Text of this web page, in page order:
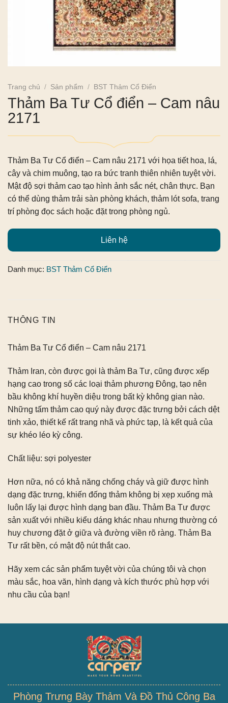
Trang chủ / Sản phẩm / BST Thảm Cổ Điển
Thảm Ba Tư Cổ điển – Cam nâu
2171
Thảm Ba Tư Cổ điển – Cam nâu 2171 với họa tiết hoa, lá,
cây và chim muông, tạo ra bức tranh thiên nhiên tuyệt vời.
Mật độ sợi thảm cao tạo hình ảnh sắc nét, chân thực. Bạn
có thể dùng thảm trải sàn phòng khách, thảm lót sofa, trang
trí phòng đọc sách hoặc đặt trong phòng ngủ.
Liên hệ
Danh mục: BST Thảm Cổ Điển
THÔNG TIN
Thảm Ba Tư Cổ điển – Cam nâu 2171
Thảm Iran, còn được gọi là thảm Ba Tư, cũng được xếp
hạng cao trong số các loại thảm phương Đông, tạo nên
bầu không khí huyền diệu trong bất kỳ không gian nào.
Những tấm thảm cao quý này được đặc trưng bởi cách dệt
tinh xảo, thiết kế rất trang nhã và phức tạp, là kết quả của
sự khéo léo kỳ công.
Chất liệu: sợi polyester
Hơn nữa, nó có khả năng chống cháy và giữ được hình
dạng đặc trưng, ​​khiến đống thảm không bị xẹp xuống mà
luôn lấy lại được hình dạng ban đầu. Thảm Ba Tư được
sản xuất với nhiều kiểu dáng khác nhau nhưng thường có
huy chương đặt ở giữa và đường viền rõ ràng. Thảm Ba
Tư rất bền, có mật độ nút thắt cao.
Hãy xem các sản phẩm tuyệt vời của chúng tôi và chọn
màu sắc, hoa văn, hình dạng và kích thước phù hợp với
nhu cầu của bạn!
Phòng Trưng Bày Thảm Và Đồ Thủ Công Ba